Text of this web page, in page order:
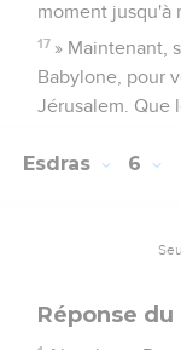
moment jusqu'à
17 » Maintenant,
Babylone, pour
Jérusalem. Que
Esdras 6
Réponse